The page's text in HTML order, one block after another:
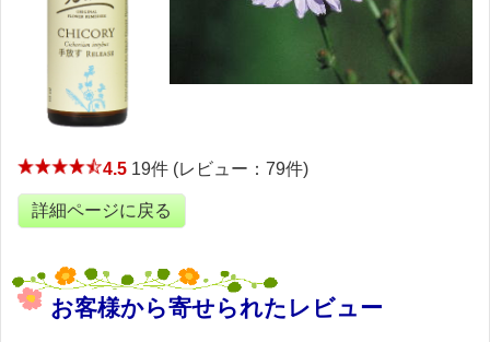
4.5 19件 (レビュー：79件)
詳細ページに戻る
お客様から寄せられたレビュー